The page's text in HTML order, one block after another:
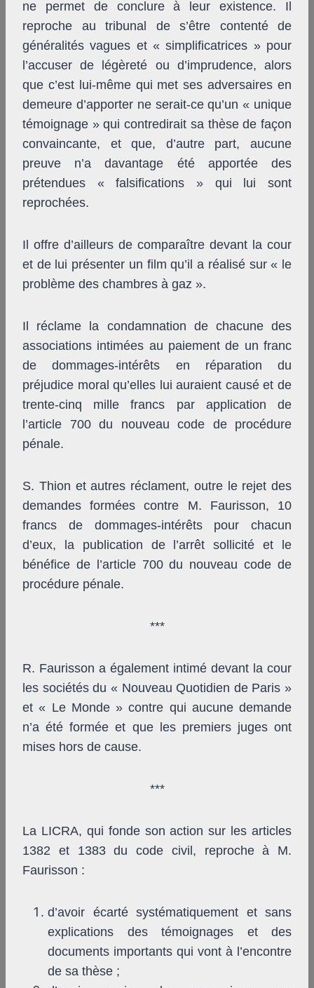
ne permet de conclure à leur existence. Il
reproche au tribunal de s’être contenté de
généralités vagues et « simplificatrices » pour
l’accuser de légèreté ou d’imprudence, alors
que c’est lui-même qui met ses adversaires en
demeure d’apporter ne serait-ce qu’un « unique
témoignage » qui contredirait sa thèse de façon
convaincante, et que, d’autre part, aucune
preuve n’a davantage été apportée des
prétendues « falsifications » qui lui sont
reprochées.
Il offre d’ailleurs de comparaître devant la cour
et de lui présenter un film qu’il a réalisé sur « le
problème des chambres à gaz ».
Il réclame la condamnation de chacune des
associations intimées au paiement de un franc
de dommages-intérêts en réparation du
préjudice moral qu’elles lui auraient causé et de
trente-cinq mille francs par application de
l’article 700 du nouveau code de procédure
pénale.
S. Thion et autres réclament, outre le rejet des
demandes formées contre M. Faurisson, 10
francs de dommages-intérêts pour chacun
d’eux, la publication de l’arrêt sollicité et le
bénéfice de l’article 700 du nouveau code de
procédure pénale.
***
R. Faurisson a également intimé devant la cour
les sociétés du « Nouveau Quotidien de Paris »
et « Le Monde » contre qui aucune demande
n’a été formée et que les premiers juges ont
mises hors de cause.
***
La LICRA, qui fonde son action sur les articles
1382 et 1383 du code civil, reproche à M.
Faurisson :
d’avoir écarté systématiquement et sans
explications des témoignages et des
documents importants qui vont à l’encontre
de sa thèse ;